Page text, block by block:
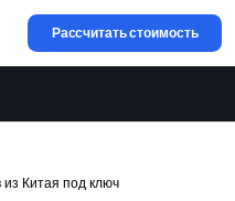
Рассчитать стоимость
Китая под ключ